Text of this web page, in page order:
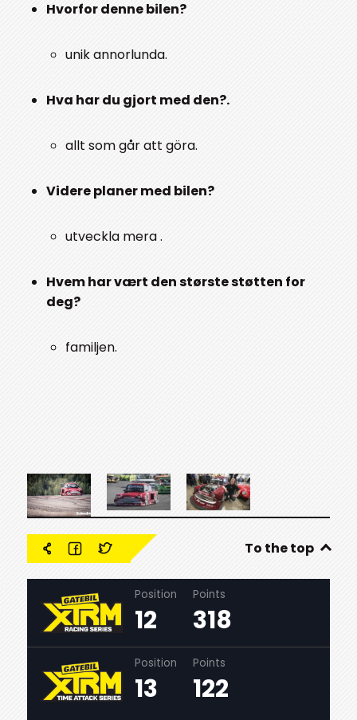
Hvorfor denne bilen?
unik annorlunda.
Hva har du gjort med den?.
allt som går att göra.
Videre planer med bilen?
utveckla mera .
Hvem har vært den største støtten for
deg?
familjen.
To the top
Position
12
Points
318
Position
13
Points
122